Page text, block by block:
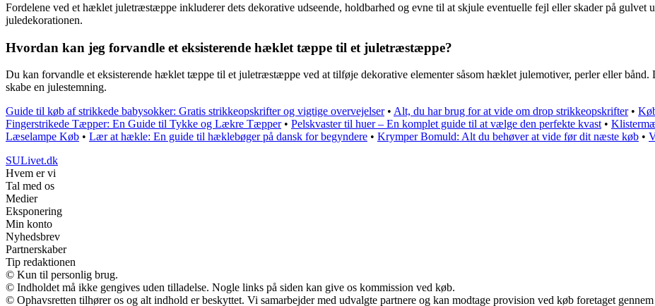
Fordelene ved et hæklet juletræstæppe inkluderer dets dekorative udseende, holdbarhed og evne til at skjule eventuelle fejl eller skader på
juledekorationen.
Hvordan kan jeg forvandle et eksisterende hæklet tæppe til et juletræstæppe?
Du kan forvandle et eksisterende hæklet tæppe til et juletræstæppe ved at tilføje dekorative elementer såsom hæklet julemotiver, perler eller
skabe en julestemning.
Guide til køb af strikkede babysokker: Gratis strikkeopskrifter og vigtige overvejelser• Alt, du har brug for at vide om drop strikkeopskrifter•
Fingerstrikede Tæpper: En Guide til Tykke og Lækre Tæpper• Pelskvaster til huer – En komplet guide til at vælge den perfekte kvast•
Læselampe Køb • Lær at hækle: En guide til hæklebøger på dansk for begyndere • Krymper Bomuld: Alt du behøver at vide før dit næste køb •
SULivet.dk
Hvem er vi
Tal med os
Medier
Eksponering
Min konto
Nyhedsbrev
Partnerskaber
Tip redaktionen
© Kun til personlig brug.
© Indholdet må ikke gengives uden tilladelse. Nogle links på siden kan give os kommission ved køb.
© Ophavsretten tilhører os og alt indhold er beskyttet. Vi samarbejder med udvalgte partnere og kan modtage provision ved køb foretaget